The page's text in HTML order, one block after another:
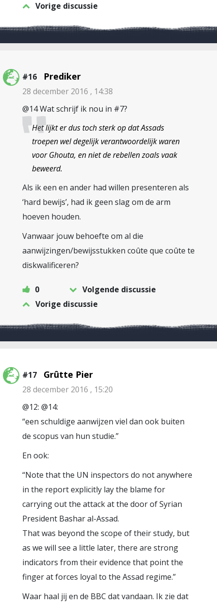
Vorige discussie
#16 Prediker
28 december 2016 , 14:38
@14 Wat schrijf ik nou in #7?
Het lijkt er dus toch sterk op dat Assads
troepen wel degelijk verantwoordelijk waren
voor Ghouta, en niet de rebellen zoals vaak
beweerd.
Als ik een en ander had willen presenteren als
‘hard bewijs’, had ik geen slag om de arm
hoeven houden.
Vanwaar jouw behoefte om al die
aanwijzingen/bewijsstukken coûte que coûte te
diskwalificeren?
0
Volgende discussie
Vorige discussie
#17 Grûtte Pier
28 december 2016 , 15:20
@12: @14:
“een schuldige aanwijzen viel dan ook buiten
de scopus van hun studie.”
En ook:
“Note that the UN inspectors do not anywhere
in the report explicitly lay the blame for
carrying out the attack at the door of Syrian
President Bashar al-Assad.
That was beyond the scope of their study, but
as we will see a little later, there are strong
indicators from their evidence that point the
finger at forces loyal to the Assad regime.”
Waar haal jij en de BBC dat vandaan. Ik zie dat